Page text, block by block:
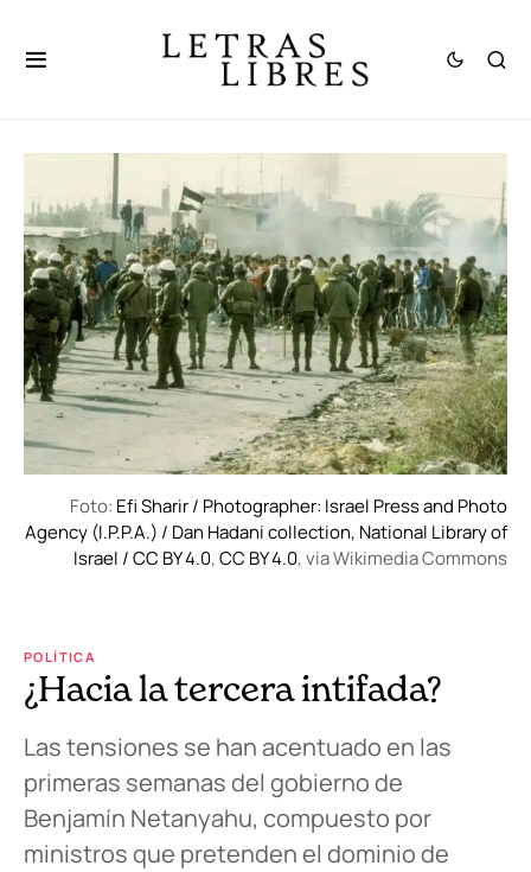
Foto: Efi Sharir / Photographer: Israel Press and Photo
Agency (I.P.P.A.) / Dan Hadani collection, National Library of
Israel / CC BY 4.0,CC BY 4.0, via Wikimedia Commons
POLÍTICA
¿Hacia la tercera intifada?
Las tensiones se han acentuado en las
primeras semanas del gobierno de
Benjamín Netanyahu, compuesto por
ministros que pretenden el dominio de